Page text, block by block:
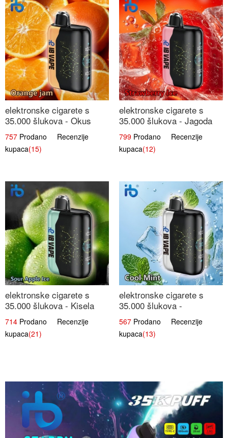
elektronske cigarete s
35.000 šlukova - Okus
Narančinog Džema |
Dugotrajno Iskustvo
757 Prodano Recenzije
kupaca(15)
elektronske cigarete s
35.000 šlukova - Jagoda
Led | Ohladivši i
Osježavajući Okus
799 Prodano Recenzije
kupaca(12)
elektronske cigarete s
35.000 šlukova - Kisela
Jabuka Led | Osježavajući
Kiselo-Slatki Okus
714 Prodano Recenzije
kupaca(21)
elektronske cigarete s
35.000 šlukova -
Osježavajući Mentol |
Čista i Svježa Okus
567 Prodano Recenzije
kupaca(13)